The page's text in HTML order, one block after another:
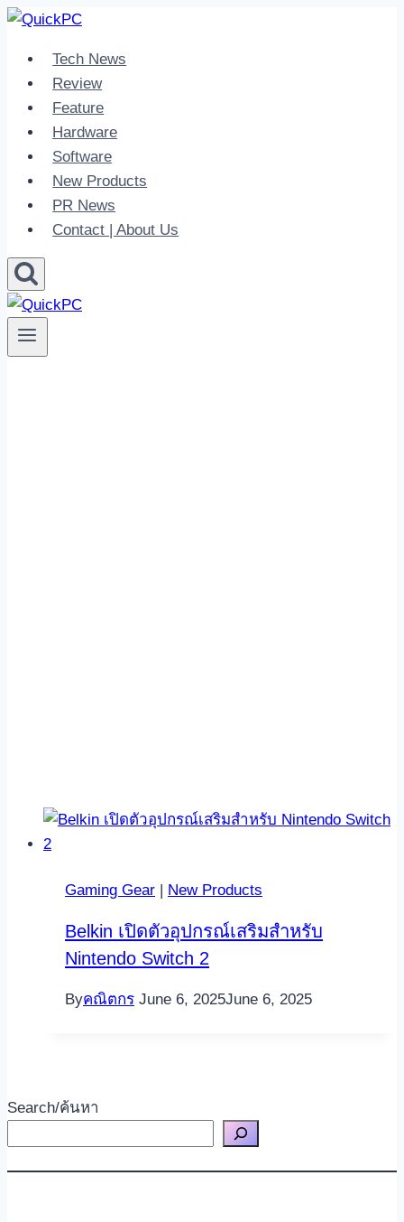
Skip
contentTech News
Review
Feature
Hardware
Software
New Products
PR News
Contact | About Us
Gaming Gear | New Products
Belkin เปิดตัวอุปกรณ์เสริมสำหรับ
Nintendo Switch 2
Byคณิตกร June 6, 2025June 6, 2025
Search/ค้นหา